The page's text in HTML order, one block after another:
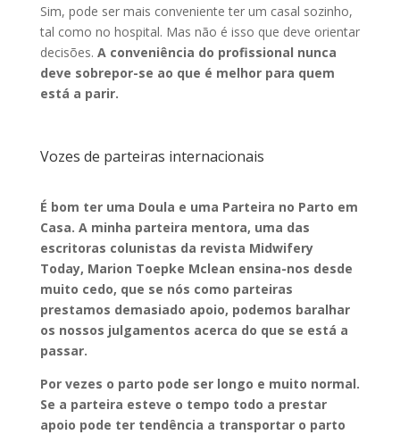
Sim, pode ser mais conveniente ter um casal sozinho,
tal como no hospital. Mas não é isso que deve orientar
decisões. A conveniência do profissional nunca
deve sobrepor-se ao que é melhor para quem
está a parir.
Vozes de parteiras internacionais
É bom ter uma Doula e uma Parteira no Parto em
Casa. A minha parteira mentora, uma das
escritoras colunistas da revista Midwifery
Today, Marion Toepke Mclean ensina-nos desde
muito cedo, que se nós como parteiras
prestamos demasiado apoio, podemos baralhar
os nossos julgamentos acerca do que se está a
passar.
Por vezes o parto pode ser longo e muito normal.
Se a parteira esteve o tempo todo a prestar
apoio pode ter tendência a transportar o parto